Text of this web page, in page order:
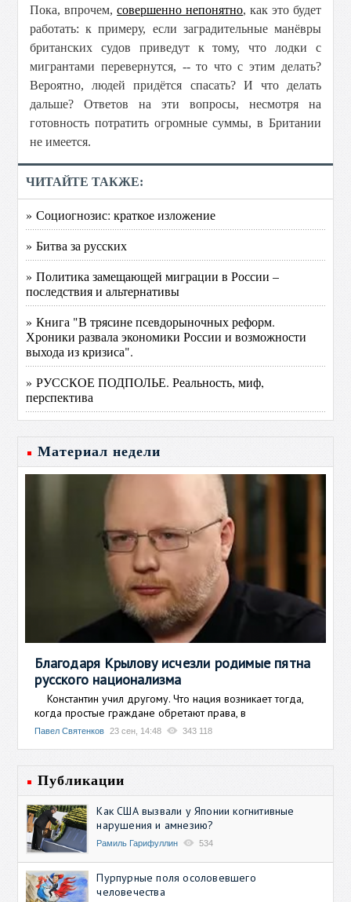
Пока, впрочем,совершенно непонятно, как это будет
работать: к примеру, если заградительные манёвры
британских судов приведут к тому, что лодки с
мигрантами перевернутся, -- то что с этим делать?
Вероятно, людей придётся спасать? И что делать
дальше? Ответов на эти вопросы, несмотря на
готовность потратить огромные суммы, в Британии
не имеется.
ЧИТАЙТЕ ТАКЖЕ:
» Социогнозис: краткое изложение
» Битва за русских
» Политика замещающей миграции в России –
последствия и альтернативы
» Книга "В трясине псевдорыночных реформ.
Хроники развала экономики России и возможности
выхода из кризиса".
» РУССКОЕ ПОДПОЛЬЕ. Реальность, миф,
перспектива
Материал недели
Благодаря Крылову исчезли родимые пятна
русского национализма
Константин учил другому. Что нация возникает тогда,
когда простые граждане обретают права, в
Павел Святенков 23 сен, 14:48 343 118
Публикации
Как США вызвали у Японии когнитивные
нарушения и амнезию?
Рамиль Гарифуллин 534
Пурпурные поля осоловевшего
человечества